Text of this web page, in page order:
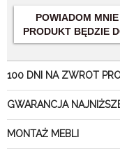
POWIADOM
PRODUKT BĘDZIE
100 DNI NA ZWROT
GWARANCJA
MONTAŻ MEBLI